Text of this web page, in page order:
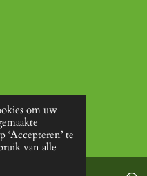
om uw
te
van alle